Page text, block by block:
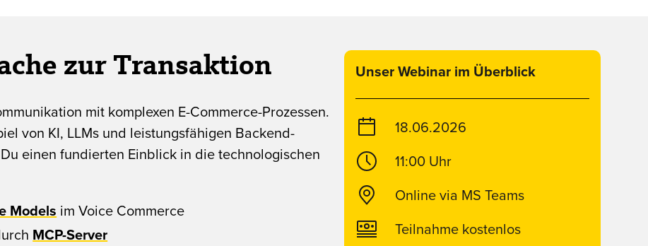
Unser Webinar im Überblick
18.06.2026
11:00Uhr
Online via MS Teams
Teilnahme kostenlos
zur Transaktion
mit komplexen E-Commerce-Prozessen.
von KI, LLMs und leistungsfähigen Backend-
einen fundierten Einblick in die technologischen
Models im Voice Commerce
MCP-Server